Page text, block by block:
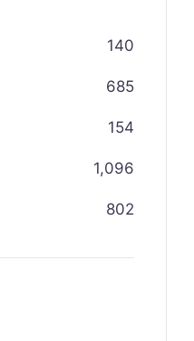
140
685
154
1,096
802